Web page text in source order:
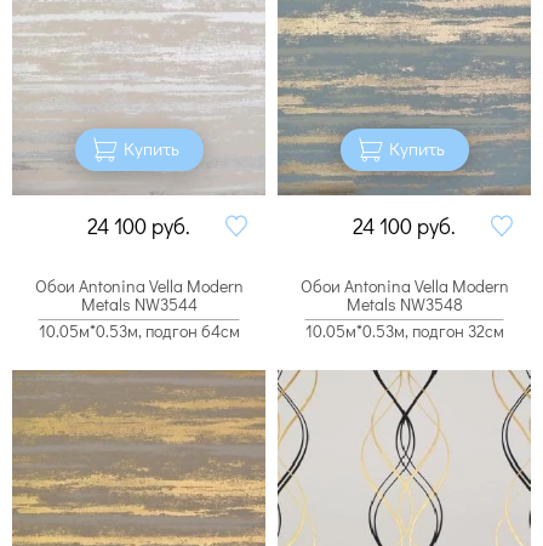
Купить
24 100 руб.
Купить
24 100 руб.
Обои Antonina Vella Modern
Metals NW3544
10.05м*0.53м, подгон 64см
Обои Antonina Vella Modern
Metals NW3548
10.05м*0.53м, подгон 32см